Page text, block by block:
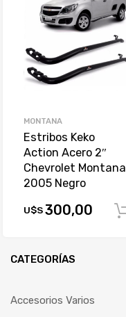
MONTANA
Estribos Keko
Action Acero 2″
Chevrolet Montana
2005 Negro
U$S300,00
CATEGORÍAS
Accesorios Varios